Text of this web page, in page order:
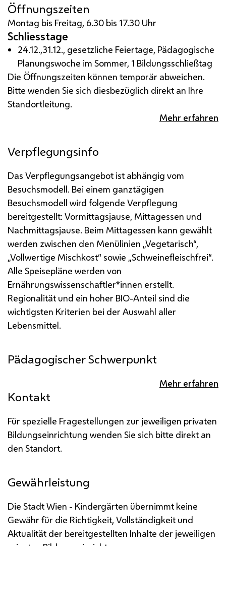
Öffnungszeiten
Montag bis Freitag, 6.30 bis 17.30 Uhr
Schliesstage
24.12.,31.12., gesetzliche Feiertage, Pädagogische
Planungswoche im Sommer, 1 Bildungsschließtag
Die Öffnungszeiten können temporär abweichen.
Bitte wenden Sie sich diesbezüglich direkt an Ihre
Standortleitung.
Mehr erfahren
Verpflegungsinfo
Das Verpflegungsangebot ist abhängig vom
Besuchsmodell. Bei einem ganztägigen
Besuchsmodell wird folgende Verpflegung
bereitgestellt: Vormittagsjause, Mittagessen und
Nachmittagsjause. Beim Mittagessen kann gewählt
werden zwischen den Menülinien „Vegetarisch“,
„Vollwertige Mischkost“ sowie „Schweinefleischfrei“.
Alle Speisepläne werden von
Ernährungswissenschaftler*innen erstellt.
Regionalität und ein hoher BIO-Anteil sind die
wichtigsten Kriterien bei der Auswahl aller
Lebensmittel.
Pädagogischer Schwerpunkt
Mehr erfahren
Kontakt
Für spezielle Fragestellungen zur jeweiligen privaten
Bildungseinrichtung wenden Sie sich bitte direkt an
den Standort.
Gewährleistung
Die Stadt Wien - Kindergärten übernimmt keine
Gewähr für die Richtigkeit, Vollständigkeit und
Aktualität der bereitgestellten Inhalte der jeweiligen
privaten Bildungseinrichtung.